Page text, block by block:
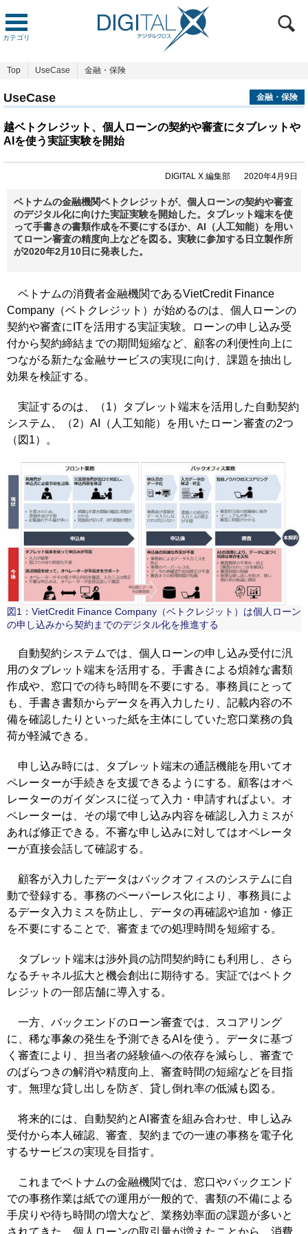
カテゴリ
Top UseCase 金融・保険
UseCase 金融・保険
越ベトクレジット、個人ローンの契約や審査にタブレットや
AIを使う実証実験を開始
DIGITAL X 編集部 2020年4月9日
ベトナムの金融機関ベトクレジットが、個人ローンの契約や審査
のデジタル化に向けた実証実験を開始した。タブレット端末を使
って手書きの書類作成を不要にするほか、AI（人工知能）を用い
てローン審査の精度向上などを図る。実験に参加する日立製作所
が2020年2月10日に発表した。
ベトナムの消費者金融機関であるVietCredit Finance
Company（ベトクレジット）が始めるのは、個人ローンの
契約や審査にITを活用する実証実験。ローンの申し込み受
付から契約締結までの期間短縮など、顧客の利便性向上に
つながる新たな金融サービスの実現に向け、課題を抽出し
効果を検証する。
実証するのは、（1）タブレット端末を活用した自動契約
システム、（2）AI（人工知能）を用いたローン審査の2つ
（図1）。
図1：VietCredit Finance Company（ベトクレジット）は個人ローン
の申し込みから契約までのデジタル化を推進する
自動契約システムでは、個人ローンの申し込み受付に汎
用のタブレット端末を活用する。手書きによる煩雑な書類
作成や、窓口での待ち時間を不要にする。事務員にとって
も、手書き書類からデータを再入力したり、記載内容の不
備を確認したりといった紙を主体にしていた窓口業務の負
荷が軽減できる。
申し込み時には、タブレット端末の通話機能を用いてオ
ペレーターが手続きを支援できるようにする。顧客はオペ
レーターのガイダンスに従って入力・申請すればよい。オ
ペレーターは、その場で申し込み内容を確認し入力ミスが
あれば修正できる。不審な申し込みに対してはオペレータ
ーが直接会話して確認する。
顧客が入力したデータはバックオフィスのシステムに自
動で登録する。事務のペーパーレス化により、事務員によ
るデータ入力ミスを防止し、データの再確認や追加・修正
を不要にすることで、審査までの処理時間を短縮する。
タブレット端末は渉外員の訪問契約時にも利用し、さら
なるチャネル拡大と機会創出に期待する。実証ではベトク
レジットの一部店舗に導入する。
一方、バックエンドのローン審査では、スコアリング
に、稀な事象の発生を予測できるAIを使う。データに基づ
く審査により、担当者の経験値への依存を減らし、審査で
のばらつきの解消や精度向上、審査時間の短縮などを目指
す。無理な貸し出しを防ぎ、貸し倒れ率の低減も図る。
将来的には、自動契約とAI審査を組み合わせ、申し込み
受付から本人確認、審査、契約までの一連の事務を電子化
するサービスの実現を目指す。
これまでベトナムの金融機関では、窓口やバックエンド
での事務作業は紙での運用が一般的で、書類の不備による
手戻りや待ち時間の増大など、業務効率面の課題が多いと
されてきた。個人ローンの取引量が増えたことから、消費